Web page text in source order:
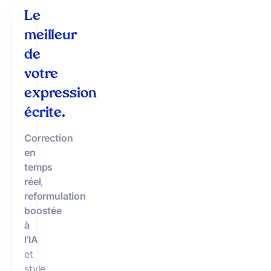
Le
meilleur
de
votre
expression
écrite.
Correction
en
temps
réel,
reformulation
boostée
à
l’IA
et
style